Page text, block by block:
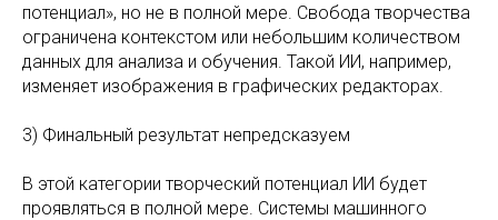
потенциал», но не в полной мере. Свобода творчества
ограничена контекстом или небольшим количеством
данных для анализа и обучения. Такой ИИ, например,
изменяет изображения в графических редакторах.
3) Финальный результат непредсказуем
В этой категории творческий потенциал ИИ будет
проявляться в полной мере. Системы машинного